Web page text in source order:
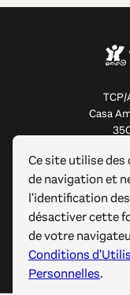
Casa
À PROPOS DE CE
LIENS UTILES
SUIVEZ-NOUS
Ce site utilise des
de navigation et
l'identification
désactiver cette
de votre
Conditions
Personnelles.